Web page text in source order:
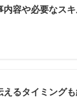
容や必要なス
るタイミング